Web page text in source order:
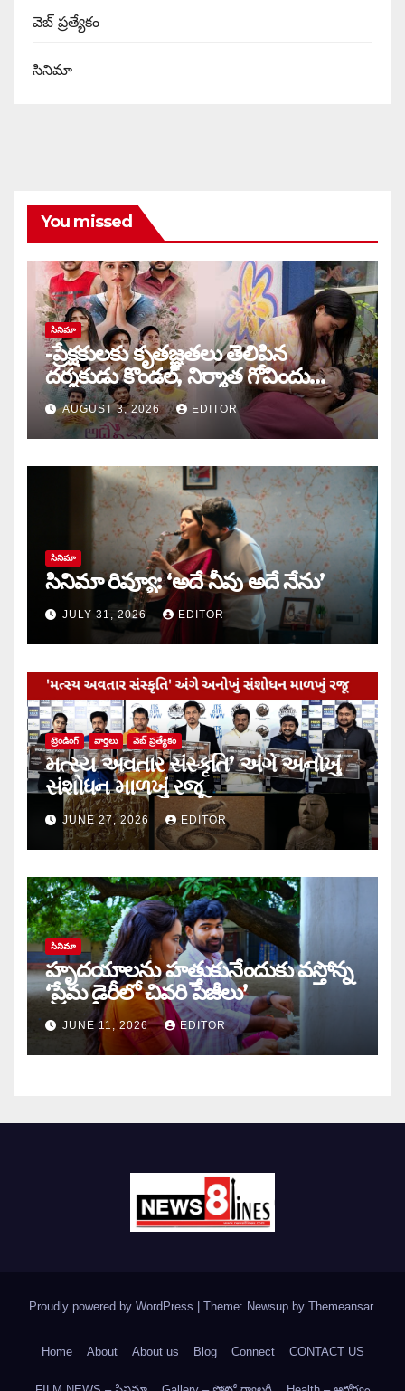
వెబ్ ప్రత్యేకం
సినిమా
You missed
సినిమా
-ప్రేక్షకులకు కృతజ్ఞతలు తెలిపిన
దర్శకుడు కొండల్, నిర్మాత గోవిందు
కాండ్రేగుల
AUGUST 3, 2026 EDITOR
సినిమా
సినిమా రివ్యూ: ‘అదే నీవు అదే నేను’
JULY 31, 2026 EDITOR
ట్రెండింగ్ వార్త‌లు వెబ్ ప్రత్యేకం
મત્સ્ય અવતાર સંસ્કૃતિ’ અંગે અનોખું
સંશોધન માળખું રજૂ
JUNE 27, 2026 EDITOR
సినిమా
హృదయాలను హత్తుకునేందుకు వస్తోన్న
‘ప్రేమ డైరీలో చివరి పేజీలు’
JUNE 11, 2026 EDITOR
Proudly powered by WordPress Theme: Newsup by Themeansar.
Home About About us Blog Connect CONTACT US